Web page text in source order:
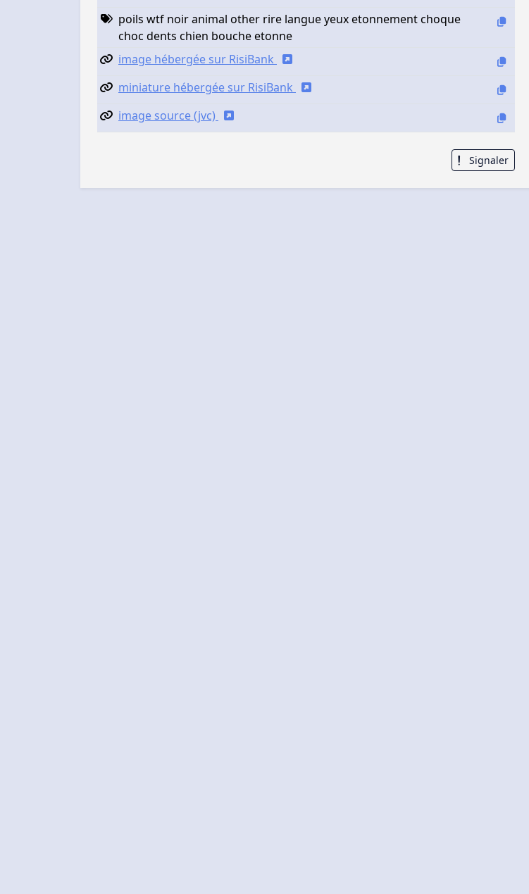
poils wtf noir animal other rire langue yeux etonnement choque
choc dents chien bouche etonne
image hébergée sur RisiBank
miniature hébergée sur RisiBank
image source (jvc)
Signaler